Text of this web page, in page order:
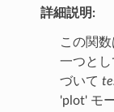
詳細説明:
この関
一つと
づいて
'plot' モ